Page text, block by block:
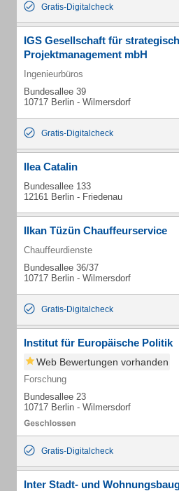
Gratis-Digitalcheck
IGS Gesellschaft für
Projektmanagement mbH
Ingenieurbüros
Bundesallee 39
10717 Berlin - Wilmersdorf
Gratis-Digitalcheck
Ilea Catalin
Bundesallee 133
12161 Berlin - Friedenau
Ilkan Tüzün Chauffeurservice
Chauffeurdienste
Bundesallee 36/37
10717 Berlin - Wilmersdorf
Gratis-Digitalcheck
Institut für Europäische Politik
Web Bewertungen vorhanden
Forschung
Bundesallee 23
10717 Berlin - Wilmersdorf
Gratis-Digitalcheck
Inter Stadt- und